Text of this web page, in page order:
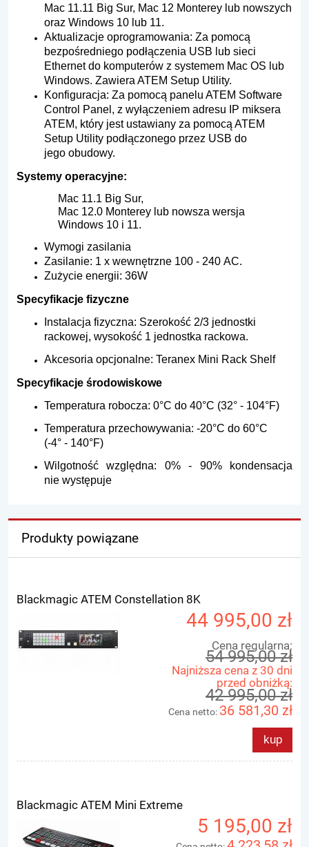
Mac 11.11 Big Sur, Mac 12 Monterey lub nowszych
oraz Windows 10 lub 11.
Aktualizacje oprogramowania: Za pomocą
bezpośredniego podłączenia USB lub sieci
Ethernet do komputerów z systemem Mac OS lub
Windows. Zawiera ATEM Setup Utility.
Konfiguracja: Za pomocą panelu ATEM Software
Control Panel, z wyłączeniem adresu IP miksera
ATEM, który jest ustawiany za pomocą ATEM
Setup Utility podłączonego przez USB do
jego obudowy.
Systemy operacyjne:
Mac 11.1 Big Sur,
Mac 12.0 Monterey lub nowsza wersja
Windows 10 i 11.
Wymogi zasilania
Zasilanie: 1 x wewnętrzne 100 - 240 AC.
Zużycie energii: 36W
Specyfikacje fizyczne
Instalacja fizyczna: Szerokość 2/3 jednostki
rackowej, wysokość 1 jednostka rackowa.
Akcesoria opcjonalne: Teranex Mini Rack Shelf
Specyfikacje środowiskowe
Temperatura robocza: 0°C do 40°C (32° - 104°F)
Temperatura przechowywania: -20°C do 60°C
(-4° - 140°F)
Wilgotność względna: 0% - 90% kondensacja
nie występuje
Produkty powiązane
Blackmagic ATEM Constellation 8K
44 995,00 zł
Cena regularna:
54 995,00 zł
Najniższa cena z 30 dni
przed obniżką:
42 995,00 zł
Cena netto: 36 581,30 zł
kup
Blackmagic ATEM Mini Extreme
5 195,00 zł